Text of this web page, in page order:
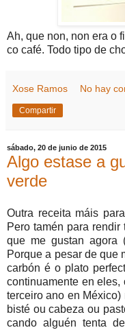
Ah, que non, non era o
co café. Todo tipo de
Xose Ramos No hay
Compartir
sábado, 20 de junio de 2015
Algo estase a
verde
Outra receita máis
Pero tamén para
que me gustan agora
Porque a pesar de que
carbón é o plato
continuamente en eles,
terceiro ano en
bisté ou cabeza ou
cando alguén tenta